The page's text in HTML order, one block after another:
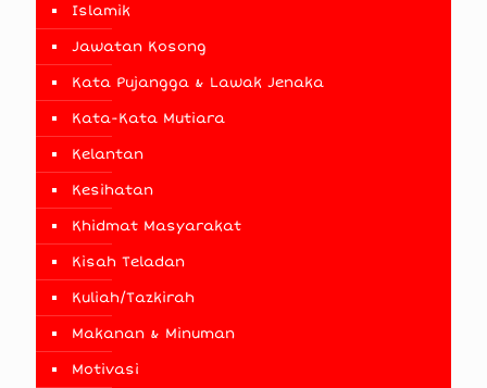
Islamik
Jawatan Kosong
Kata Pujangga & Lawak Jenaka
Kata-Kata Mutiara
Kelantan
Kesihatan
Khidmat Masyarakat
Kisah Teladan
Kuliah/Tazkirah
Makanan & Minuman
Motivasi